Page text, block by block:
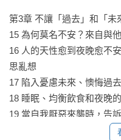
「關於孤獨、老去和死亡，
題。本書用輕鬆恬淡的對
許多寶，就連要怎麼離去
——林之珮，方煦心理諮商
第3章 不讓「過去」和「未
15 為何莫名不安？來自與
16 人的天性愈到夜晚愈不
思亂想
17 陷入憂慮未來、懊悔過
18 睡眠、均衡飲食和夜晚
19 當自我厭惡來襲時，告
20 每個人都長得不一樣，